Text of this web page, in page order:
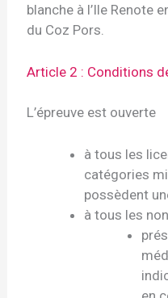
blanche à l’Ile Renote
du Coz Pors.
Article 2 : Conditions
L’épreuve est ouverte
à tous les
catégories
possèdent
à tous les